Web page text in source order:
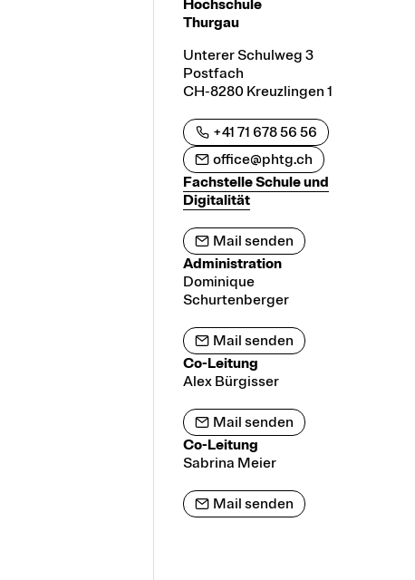
Hochschule
Thurgau
Unterer Schulweg 3
Postfach
CH-8280 Kreuzlingen 1
+41 71 678 56 56
office@phtg.ch
Fachstelle Schule und
Digitalität
Mail senden
Administration
Dominique
Schurtenberger
Mail senden
Co-Leitung
Alex Bürgisser
Mail senden
Co-Leitung
Sabrina Meier
Mail senden